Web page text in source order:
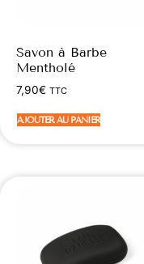
Savon à Barbe
Mentholé
7,90€ TTC
AJOUTER AU PANIER